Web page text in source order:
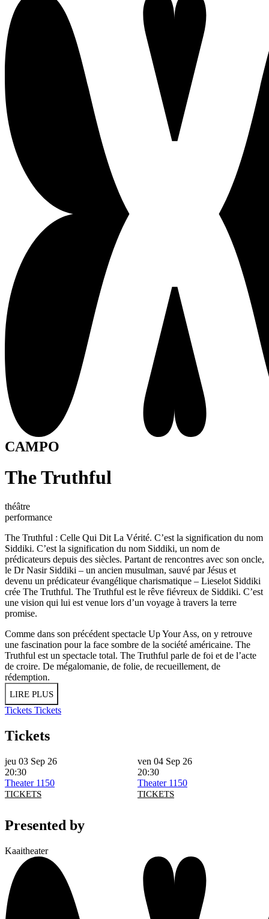
CAMPO
The Truthful
théâtre
performance
The Truthful : Celle Qui Dit La Vérité. C’est la signification du nom
Siddiki. C’est la signification du nom Siddiki, un nom de
prédicateurs depuis des siècles. Partant de rencontres avec son oncle,
le Dr Nasir Siddiki – un ancien musulman, sauvé par Jésus et
devenu un prédicateur évangélique charismatique – Lieselot Siddiki
crée The Truthful. The Truthful est le rêve fiévreux de Siddiki. C’est
une vision qui lui est venue lors d’un voyage à travers la terre
promise.
Comme dans son précédent spectacle Up Your Ass, on y retrouve
une fascination pour la face sombre de la société américaine. The
Truthful est un spectacle total. The Truthful parle de foi et de l’acte
de croire. De mégalomanie, de folie, de recueillement, de
rédemption.
LIRE PLUS
Tickets Tickets
Tickets
jeu 03 Sep 26
20:30
Theater 1150
TICKETS
ven 04 Sep 26
20:30
Theater 1150
TICKETS
Presented by
Kaaitheater